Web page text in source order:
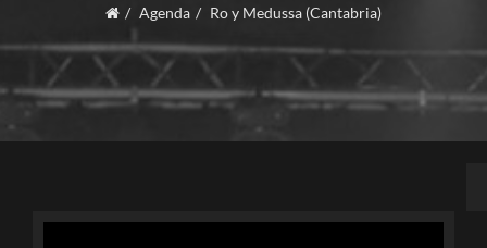
Agenda Ro y Medussa (Cantabria)